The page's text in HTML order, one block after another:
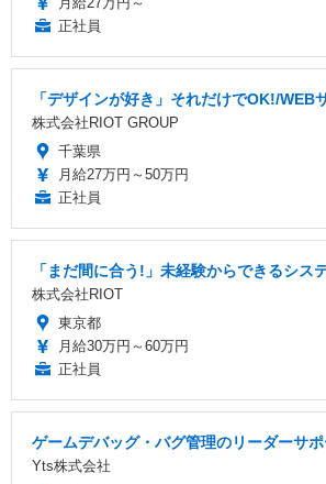
正社員
「デザインが好き」それだけでOK!/
株式会社RIOT GROUP
千葉県
月給27万円～50万円
正社員
「まだ間に合う!」未経験からできるシス
株式会社RIOT
東京都
月給30万円～60万円
正社員
ゲームデバッグ・バグ管理のリーダーサ
Yts株式会社